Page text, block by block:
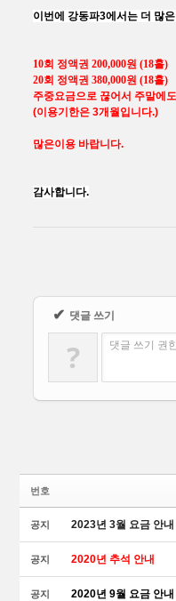
이번에 강동파3에서는 더 많
10회 정액권 200,000원 (18홀)
20회 정액권 380,000원 (18홀)
주중요금으로 끊어서 주말에
(이용기한은 3개월입니다.)
많은이용 바랍니다.
감사합니다.
✔ 댓글 쓰기
? 댓글 쓰기 권
번호
공지 2023년 3월 요금 안내
공지 2020년 추석 안내
공지 2020년 9월 요금 안내